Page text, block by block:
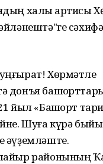
халыҡ артисы
Хөрмәтле
донъя
йыл «Башҡорт
Шуға күрә
әүҙемләште.
районының